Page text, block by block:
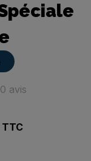
0 avis
TTC